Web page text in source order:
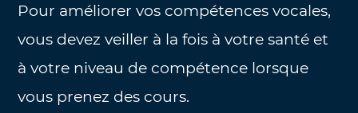
Pour améliorer vos compétences vocales,
vous devez veiller à la fois à votre santé et
à votre niveau de compétence lorsque
vous prenez des cours.